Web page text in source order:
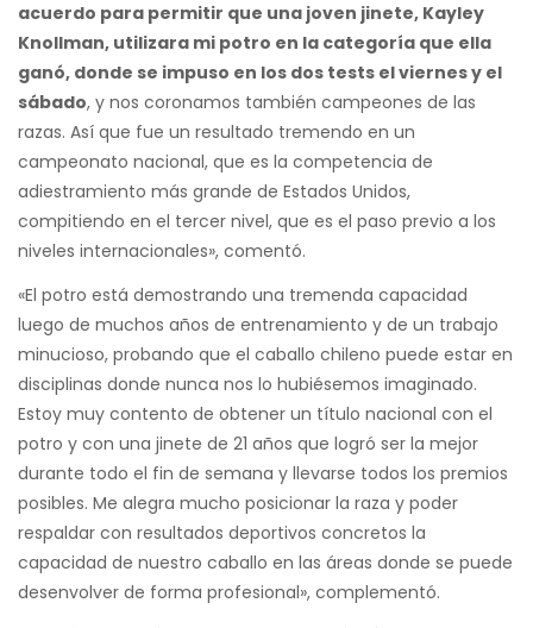
acuerdo para permitir que una joven jinete, Kayley
Knollman, utilizara mi potro en la categoría que ella
ganó, donde se impuso en los dos tests el viernes y el
sábado, y nos coronamos también campeones de las
razas. Así que fue un resultado tremendo en un
campeonato nacional, que es la competencia de
adiestramiento más grande de Estados Unidos,
compitiendo en el tercer nivel, que es el paso previo a los
niveles internacionales», comentó.
«El potro está demostrando una tremenda capacidad
luego de muchos años de entrenamiento y de un trabajo
minucioso, probando que el caballo chileno puede estar en
disciplinas donde nunca nos lo hubiésemos imaginado.
Estoy muy contento de obtener un título nacional con el
potro y con una jinete de 21 años que logró ser la mejor
durante todo el fin de semana y llevarse todos los premios
posibles. Me alegra mucho posicionar la raza y poder
respaldar con resultados deportivos concretos la
capacidad de nuestro caballo en las áreas donde se puede
desenvolver de forma profesional», complementó.